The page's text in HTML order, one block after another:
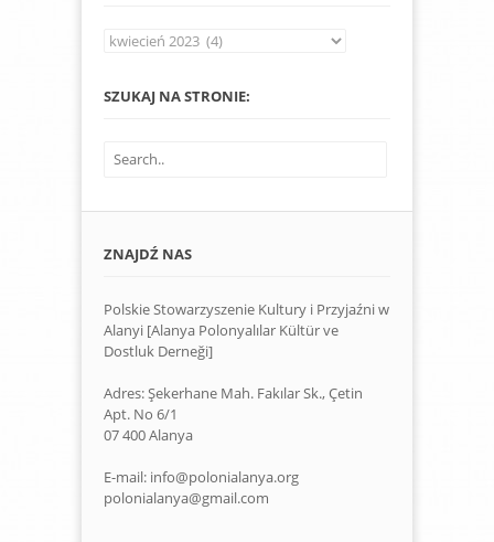
Archiwum
SZUKAJ NA STRONIE:
ZNAJDŹ NAS
Polskie Stowarzyszenie Kultury i Przyjaźni w
Alanyi [Alanya Polonyalılar Kültür ve
Dostluk Derneği]
Adres: Şekerhane Mah. Fakılar Sk., Çetin
Apt. No 6/1
07 400 Alanya
E-mail: info@polonialanya.org
polonialanya@gmail.com